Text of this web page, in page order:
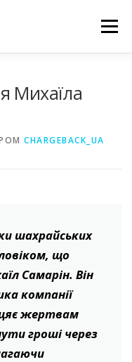
Меню
Михаїла
CHARGEBACK_UA
шахрайських
що
Самарін. Він
компанії
жертвам
гроші через